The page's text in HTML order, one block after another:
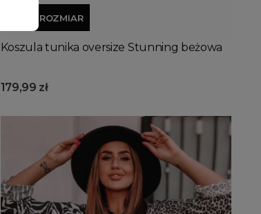
JEDEN ROZMIAR
Koszula tunika oversize Stunning beżowa
179,99 zł